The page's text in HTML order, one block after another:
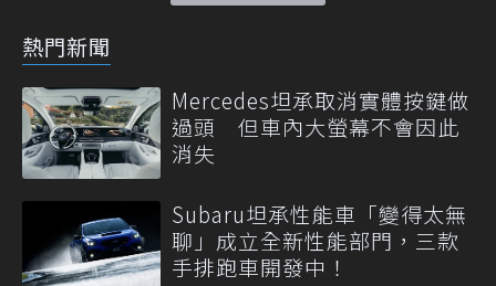
熱門新聞
Mercedes坦承取消實體按鍵做
過頭 但車內大螢幕不會因此
消失
Subaru坦承性能車「變得太無
聊」成立全新性能部門，三款
手排跑車開發中！